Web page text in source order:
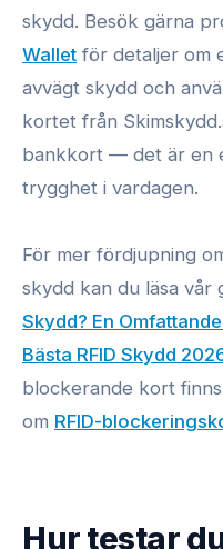
skydd. Besök gärna
Wallet för detaljer om
avvägt skydd och
kortet från
bankkort — det är en
trygghet i vardagen.
För mer fördjupning
skydd kan du läsa vår
Skydd? En
Bästa RFID Skydd
blockerande kort
om RFID-
Hur testar